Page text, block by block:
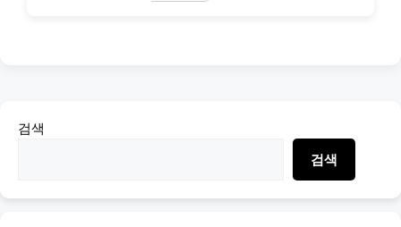
검색
검색